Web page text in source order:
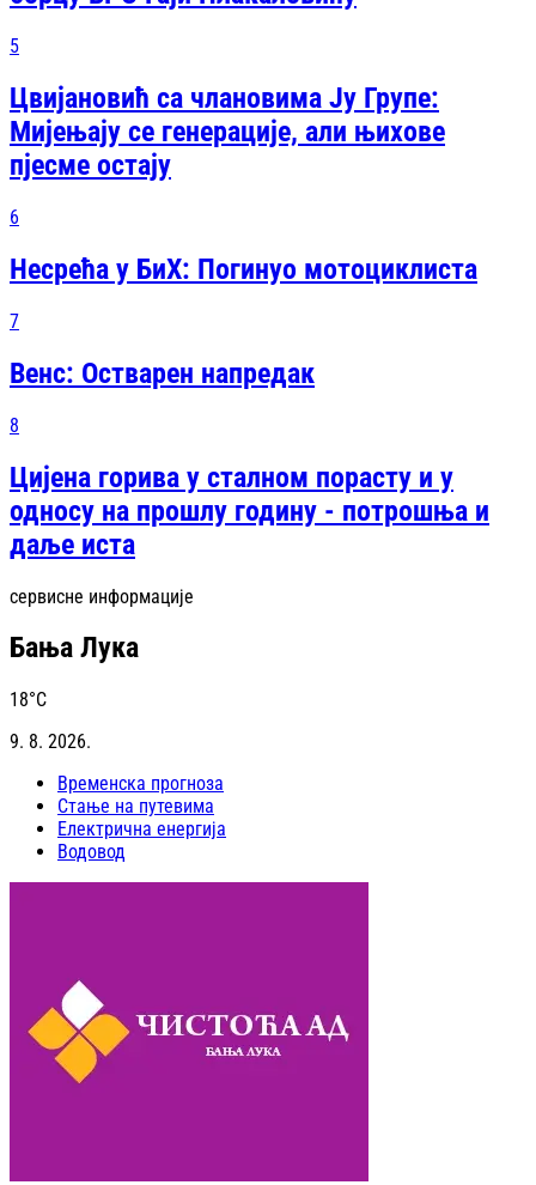
5
Цвијановић са члановима Ју Групе:
Мијењају се генерације, али њихове
пјесме остају
6
Несрећа у БиХ: Погинуо мотоциклиста
7
Венс: Остварен напредак
8
Цијена горива у сталном порасту и у
односу на прошлу годину - потрошња и
даље иста
сервисне информације
Бања Лука
18°C
9. 8. 2026.
Временска прогноза
Стање на путевима
Електрична енергија
Водовод